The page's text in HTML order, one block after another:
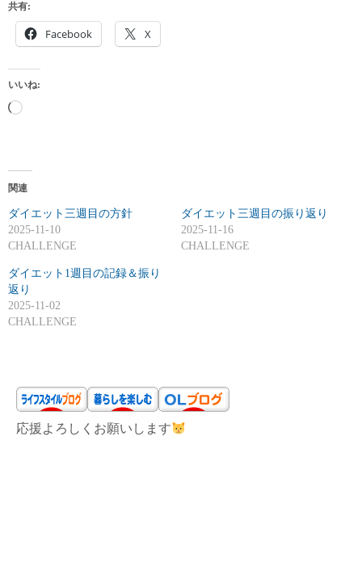
共有:
Facebook X
いいね:
読
み
中
…
関連
ダイエット三週目の方針
2025-11-10
CHALLENGE
ダイエット三週目の振り返り
2025-11-16
CHALLENGE
ダイエット1週目の記録＆振り
返り
2025-11-02
CHALLENGE
応援よろしくお願いします